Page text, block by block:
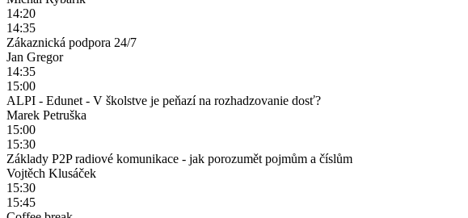
14:20
14:35
Zákaznická podpora 24/7
Jan Gregor
14:35
15:00
ALPI - Edunet - V školstve je peňazí na rozhadzovanie dosť?
Marek Petruška
15:00
15:30
Základy P2P radiové komunikace - jak porozumět pojmům a číslům
Vojtěch Klusáček
15:30
15:45